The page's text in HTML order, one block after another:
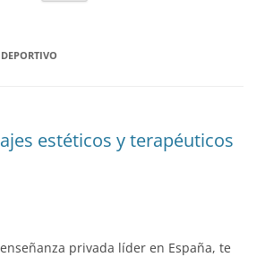
estéticos y terapéuticos
privada líder en España, te